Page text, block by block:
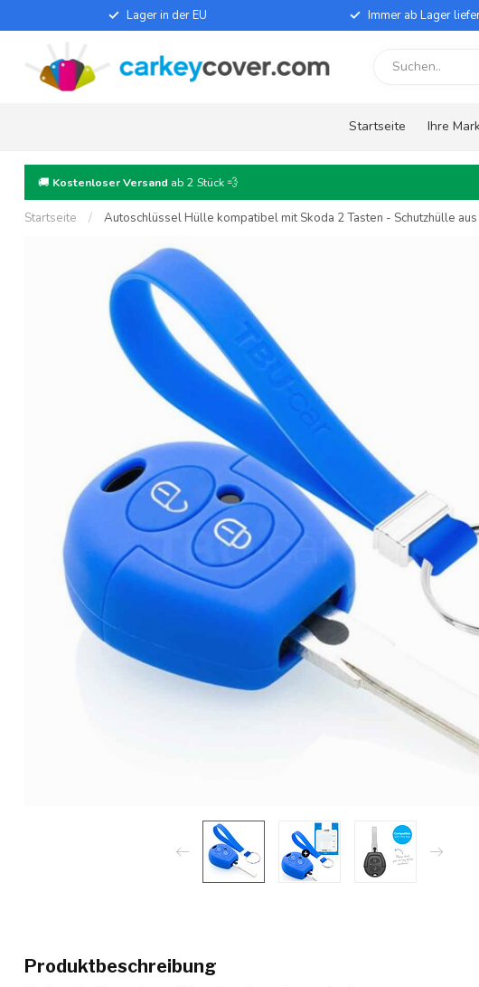
Lager in der EU Immer ab Lager
Startseite Ihre
🚚 Kostenloser Versand ab 2 Stück 💨
Startseite / Autoschlüssel Hülle kompatibel mit Skoda 2 Tasten - Schutzhülle
Produktbeschreibung